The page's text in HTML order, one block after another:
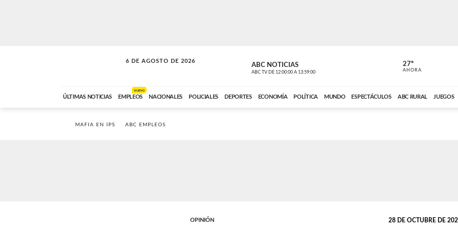
6 DE AGOSTO DE 2026
A DE LA TARDE ABC NOTICIAS
ABC TV DE 12:00:00 A 13:59:00 ABC CARDINAL
27º
AHORA
ÚLTIMAS NOTICIAS EMPLEOS
NUEVO
NACIONALES POLICIALES DEPORTES ECONOMÍA POLÍTICA MUNDO ESPECTÁCULOS ABC RURAL JUEGOS
MAFIA EN IPS ABC EMPLEOS
OPINIÓN 28 DE OCTUBRE DE